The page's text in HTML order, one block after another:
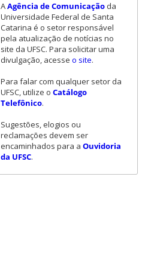
AAgência de Comunicaçãoda
Universidade Federal de Santa
Catarina é o setor responsável
pela atualização de notícias no
site da UFSC. Para solicitar uma
divulgação, acesse o site.
Para falar com qualquer setor da
UFSC, utilize o Catálogo
Telefônico.
Sugestões, elogios ou
reclamações devem ser
encaminhados para a Ouvidoria
da UFSC.